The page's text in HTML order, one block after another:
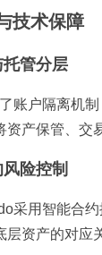
技术保障
管分层
账户隔离机
资产保管、交
险控制
采用智能合
层资产的对应